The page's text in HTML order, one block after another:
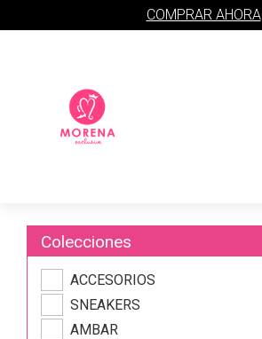
COMPRAR AHORA
Colecciones
ACCESORIOS
SNEAKERS
AMBAR